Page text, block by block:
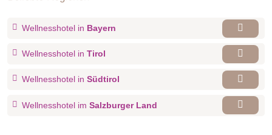
Wellnesshotel in Bayern
Wellnesshotel in Tirol
Wellnesshotel in Südtirol
Wellnesshotel im Salzburger Land